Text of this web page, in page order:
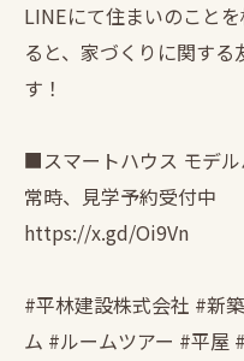
LINEにて住まいのこと
ると、家づくりに関す
す！
■スマートハウス モデ
常時、見学予約受付中
https://x.gd/Oi9Vn
#平林建設株式会社 #新
ム #ルームツアー #平屋